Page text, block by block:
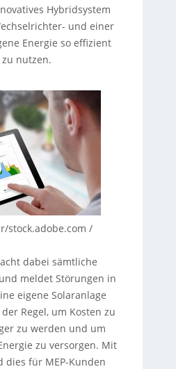
Hybridsystem
und einer
Energie so effizient
nutzen.
stock.adobe.com /
dabei sämtliche
meldet Störungen in
eigene Solaranlage
Regel, um Kosten zu
zu werden und um
zu versorgen. Mit
dies für MEP-Kunden